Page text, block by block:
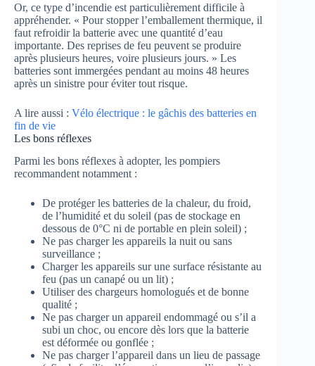
Or, ce type d’incendie est particulièrement difficile à
appréhender. « Pour stopper l’emballement thermique, il
faut refroidir la batterie avec une quantité d’eau
importante. Des reprises de feu peuvent se produire
après plusieurs heures, voire plusieurs jours. » Les
batteries sont immergées pendant au moins 48 heures
après un sinistre pour éviter tout risque.
A lire aussi : Vélo électrique : le gâchis des batteries en
fin de vie
Les bons réflexes
Parmi les bons réflexes à adopter, les pompiers
recommandent notamment :
De protéger les batteries de la chaleur, du froid,
de l’humidité et du soleil (pas de stockage en
dessous de 0°C ni de portable en plein soleil) ;
Ne pas charger les appareils la nuit ou sans
surveillance ;
Charger les appareils sur une surface résistante au
feu (pas un canapé ou un lit) ;
Utiliser des chargeurs homologués et de bonne
qualité ;
Ne pas charger un appareil endommagé ou s’il a
subi un choc, ou encore dès lors que la batterie
est déformée ou gonflée ;
Ne pas charger l’appareil dans un lieu de passage